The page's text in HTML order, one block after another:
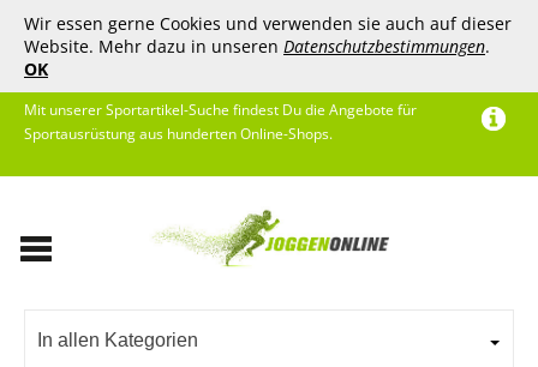
Wir essen gerne Cookies und verwenden sie auch auf dieser
Website. Mehr dazu in unseren Datenschutzbestimmungen.
OK
Mit unserer Sportartikel-Suche findest Du die Angebote für
Sportausrüstung aus hunderten Online-Shops.
In allen Kategorien